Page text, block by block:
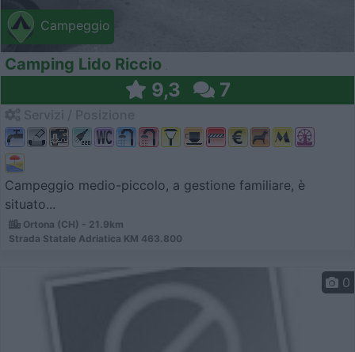
Campeggio
Camping Lido Riccio
9,3 7
Campeggio medio-piccolo, a gestione familiare, è
situato...
Ortona (CH) - 21.9km
Strada Statale Adriatica KM 463.800
0